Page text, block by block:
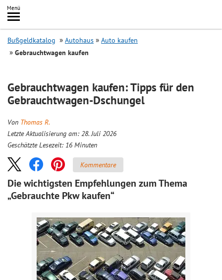
Inhalt
springen
Menü
Search
Bußgeldkatalog Autohaus
Auto kaufen
Gebrauchtwagen kaufen
Gebrauchtwagen kaufen: Tipps für den
Gebrauchtwagen-Dschungel
Von Thomas R.
Letzte Aktualisierung am: 28. Juli 2026
Geschätzte Lesezeit: 16 Minuten
Kommentare
Die wichtigsten Empfehlungen zum Thema
„Gebrauchte Pkw kaufen“